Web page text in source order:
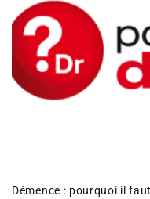
Démence : pourquoi il